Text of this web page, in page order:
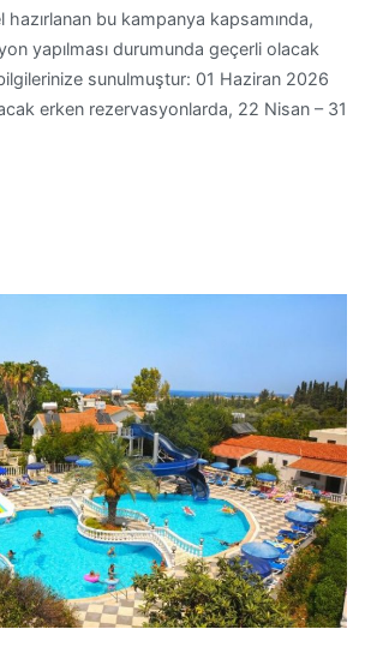
hazırlanan bu kampanya kapsamında,
yapılması durumunda geçerli olacak
sunulmuştur: 01 Haziran 2026
erken rezervasyonlarda, 22 Nisan – 31